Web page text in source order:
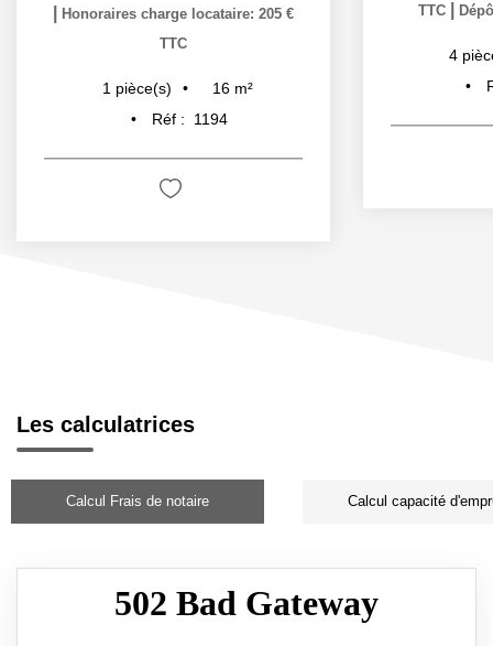
Honoraires charge locataire: 205 €
TTC
1 pièce(s) 16 m²
Réf :
1194
TTC
4
Les calculatrices
Calcul Frais de notaire Calcul capacité